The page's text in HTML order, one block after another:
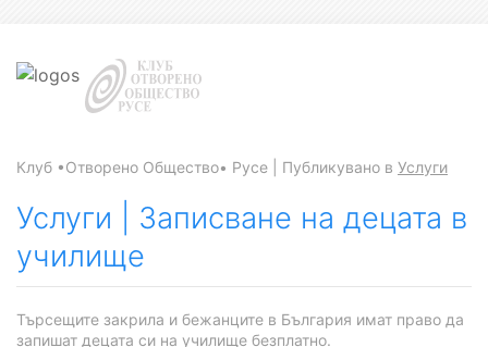
Клуб •Отворено Общество• Русе | Публикувано в Услуги
Услуги | Записване на децата в
училище
Търсещите закрила и бежанците в България имат право да
запишат децата си на училище безплатно.